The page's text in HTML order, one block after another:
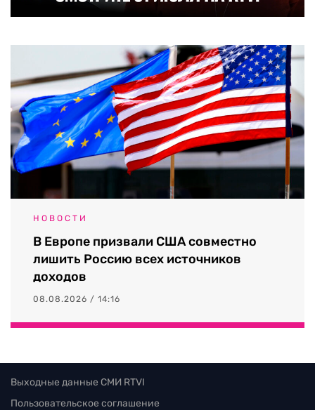
НОВОСТИ
В Европе призвали США совместно
лишить Россию всех источников
доходов
08.08.2026 / 14:16
Выходные данные СМИ RTVI
Пользовательское соглашение